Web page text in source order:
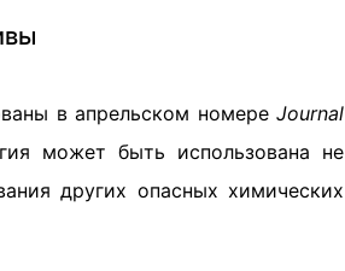
в апрельском номере Journal
может быть использована не
других опасных химических